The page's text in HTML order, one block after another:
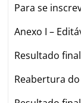
Para se
Anexo I –
Resultado
Reabertura